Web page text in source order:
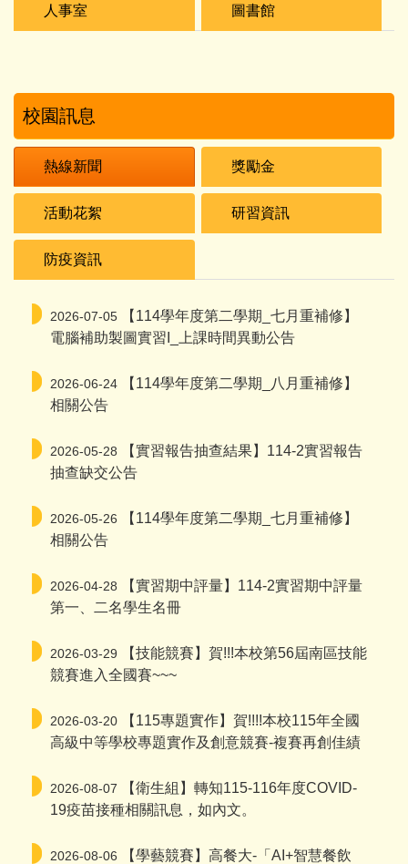
人事室 圖書館
校園訊息
熱線新聞 獎勵金
活動花絮 研習資訊
防疫資訊
2026-07-05
【114學年度第二學期_七月重補修】
電腦補助製圖實習I_上課時間異動公告
2026-06-24
【114學年度第二學期_八月重補修】
相關公告
2026-05-28
【實習報告抽查結果】114-2實習報告
抽查缺交公告
2026-05-26
【114學年度第二學期_七月重補修】
相關公告
2026-04-28
【實習期中評量】114-2實習期中評量
第一、二名學生名冊
2026-03-29
【技能競賽】賀!!!本校第56屆南區技能
競賽進入全國賽~~~
2026-03-20
【115專題實作】賀!!!!本校115年全國
高級中等學校專題實作及創意競賽-複賽再創佳績
2026-08-07
【衛生組】轉知115-116年度COVID-
19疫苗接種相關訊息，如內文。
2026-08-06
【學藝競賽】高餐大-「AI+智慧餐飲